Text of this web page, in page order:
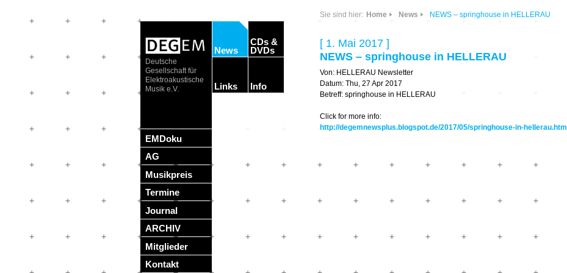
Deutsche
Gesellschaft für
Elektroakustische
Musik e.V.
EMDoku
AG
Musikpreis
Termine
Journal
ARCHIV
Mitglieder
Kontakt
News
CDs &
DVDs
Sonic Planet
Zeit
Allegro Praestat
– Ecological
Links
Forschung
Orte & Konzerte
Festivals
Info
Sie sind hier: Home News NEWS – springhouse in HELLERAU
[ 1. Mai 2017 ]
NEWS – springhouse in HELLERAU
Von: HELLERAU Newsletter
Datum: Thu, 27 Apr 2017
Betreff: springhouse in HELLERAU
Click for more info:
http://degemnewsplus.blogspot.de/2017/05/springhouse-in-hellerau.html